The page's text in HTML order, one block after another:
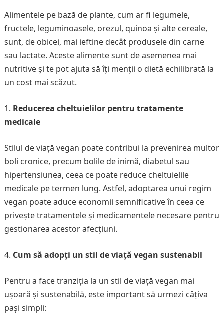
Alimentele pe bază de plante, cum ar fi legumele,
fructele, leguminoasele, orezul, quinoa și alte cereale,
sunt, de obicei, mai ieftine decât produsele din carne
sau lactate. Aceste alimente sunt de asemenea mai
nutritive și te pot ajuta să îți menții o dietă echilibrată la
un cost mai scăzut.
Reducerea cheltuielilor pentru tratamente
medicale
Stilul de viață vegan poate contribui la prevenirea multor
boli cronice, precum bolile de inimă, diabetul sau
hipertensiunea, ceea ce poate reduce cheltuielile
medicale pe termen lung. Astfel, adoptarea unui regim
vegan poate aduce economii semnificative în ceea ce
privește tratamentele și medicamentele necesare pentru
gestionarea acestor afecțiuni.
Cum să adopți un stil de viață vegan sustenabil
Pentru a face tranziția la un stil de viață vegan mai
ușoară și sustenabilă, este important să urmezi câțiva
pași simpli: